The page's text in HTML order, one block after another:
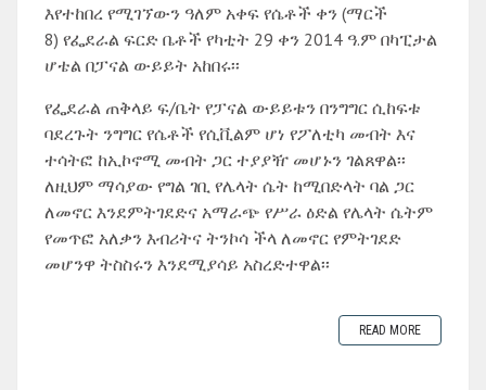
እየተከበረ የሚገኘውን ዓለም አቀፍ የሴቶች ቀን (ማርች
8) የፌደራል ፍርድ ቤቶች የካቲት 29 ቀን 2014 ዓ.ም በካፒታል
ሆቴል በፓናል ውይይት አከበሩ፡፡
የፌደራል ጠቅላይ ፍ/ቤት የፓናል ውይይቱን በንግግር ሲከፍቱ
ባደረጉት ንግግር የሴቶች የሲቪልም ሆነ የፖለቲካ መብት እና
ተሳትፎ ከኢኮኖሚ መብት ጋር ተያያዥ መሆኑን ገልጸዋል፡፡
ለዚህም ማሳያው የግል ገቢ የሌላት ሴት ከሚበድላት ባል ጋር
ለመኖር እንደምትገደድና አማራጭ የሥራ ዕድል የሌላት ሴትም
የመጥፎ አለቃን እብሪትና ትንኮሳ ችላ ለመኖር የምትገደድ
መሆንዋ ትስስሩን እንደሚያሳይ አስረድተዋል፡፡
READ MORE